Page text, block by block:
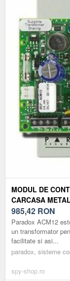
MODUL DE
CARCASA
985,42 RON
Paradox ACM12
un transformator
facilitate si asi...
paradox, sisteme
spy-shop.ro